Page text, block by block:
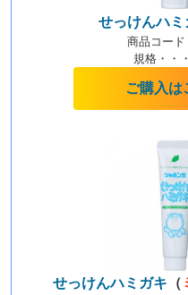
せっけんハミ
商品コード
規格・・
ご購入は
せっけんハミガキ （